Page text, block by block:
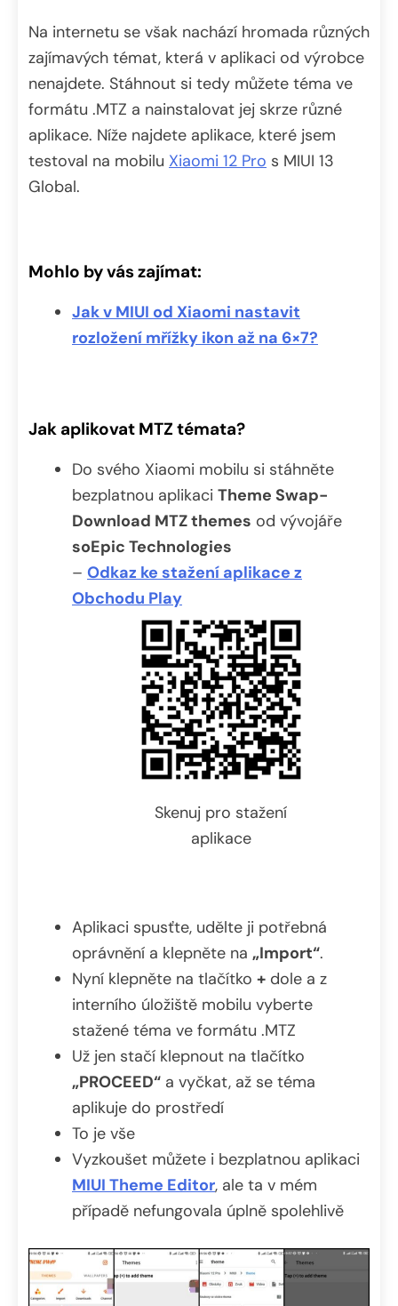
Na internetu se však nachází hromada různých
zajímavých témat, která v aplikaci od výrobce
nenajdete. Stáhnout si tedy můžete téma ve
formátu .MTZ a nainstalovat jej skrze různé
aplikace. Níže najdete aplikace, které jsem
testoval na mobilu Xiaomi 12 Pro s MIUI 13
Global.
Mohlo by vás zajímat:
Jak v MIUI od Xiaomi nastavit
rozložení mřížky ikon až na 6×7?
Jak aplikovat MTZ témata?
Do svého Xiaomi mobilu si stáhněte
bezplatnou aplikaci Theme Swap-
Download MTZ themes od vývojáře
soEpic Technologies
– Odkaz ke stažení aplikace z
Obchodu Play
Skenuj pro stažení
aplikace
Aplikaci spusťte, udělte ji potřebná
oprávnění a klepněte na „Import“.
Nyní klepněte na tlačítko + dole a z
interního úložiště mobilu vyberte
stažené téma ve formátu .MTZ
Už jen stačí klepnout na tlačítko
„PROCEED“ a vyčkat, až se téma
aplikuje do prostředí
To je vše
Vyzkoušet můžete i bezplatnou aplikaci
MIUI Theme Editor, ale ta v mém
případě nefungovala úplně spolehlivě